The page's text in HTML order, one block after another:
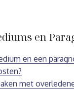
en
en een
met